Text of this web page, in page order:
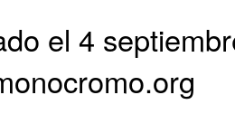
el 4